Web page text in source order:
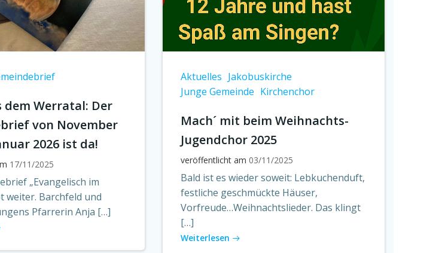
dem Werratal: Der
von November
2026 ist da!
17/11/2025
„Evangelisch im
weiter. Barchfeld und
Pfarrerin Anja […]
Aktuelles Jakobuskirche
Junge Gemeinde Kirchenchor
Mach´ mit beim Weihnachts-
Jugendchor 2025
veröffentlicht am 03/11/2025
Bald ist es wieder soweit: Lebkuchenduft,
festliche geschmückte Häuser,
Vorfreude…Weihnachtslieder. Das klingt
[…]
Weiterlesen